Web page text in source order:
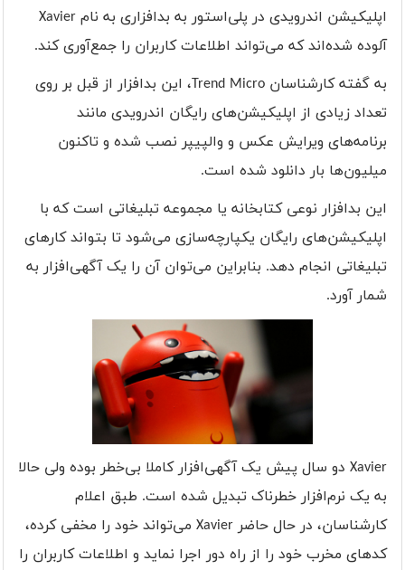
اپلیکیشن اندرویدی در پلی‌استور به بدافزاری به نام Xavier
آلوده شده‌اند که می‌تواند اطلاعات کاربران را جمع‌آوری کند.
به گفته کارشناسان Trend Micro، این بدافزار از قبل بر روی
تعداد زیادی از اپلیکیشن‌های رایگان اندرویدی مانند
برنامه‌های ویرایش عکس و والپیپر نصب شده و تاکنون
میلیون‌ها بار دانلود شده است.
این بدافزار نوعی کتابخانه یا مجموعه تبلیغاتی است که با
اپلیکیشن‌های رایگان یکپارچه‌سازی می‌شود تا بتواند کارهای
تبلیغاتی انجام دهد. بنابراین می‌توان آن را یک آگهی‌افزار به
شمار آورد.
Xavier دو سال پیش یک آگهی‌افزار کاملا بی‌خطر بوده ولی حالا
به یک نرم‌افزار خطرناک تبدیل شده است. طبق اعلام
کارشناسان، در حال حاضر Xavier می‌تواند خود را مخفی کرده،
کدهای مخرب خود را از راه دور اجرا نماید و اطلاعات کاربران را